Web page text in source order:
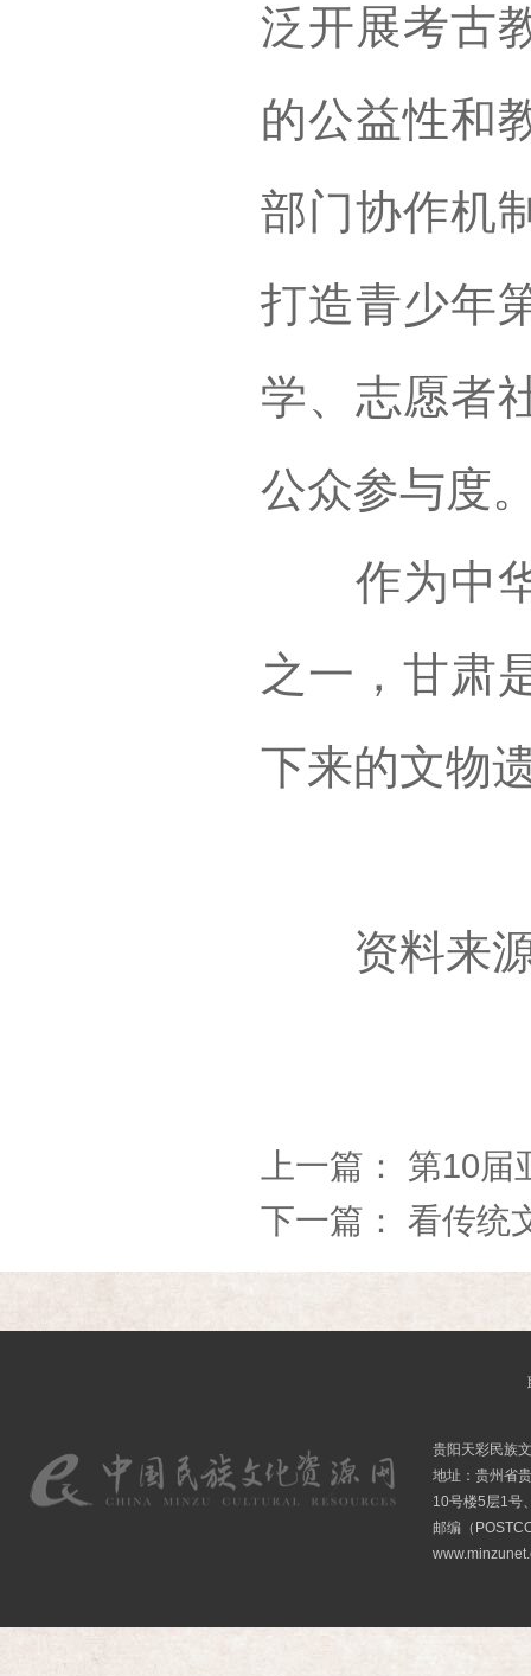
泛开展考古
的公益性和
部门协作机
打造青少年
学、志愿者
公众参与度
作为中华
之一，甘肃
下来的文物
资料来源
上一篇： 第10届
下一篇： 看传统
贵阳天彩民族
地址：贵州省
10号楼5层1号
邮编（